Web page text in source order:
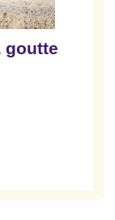
goutte